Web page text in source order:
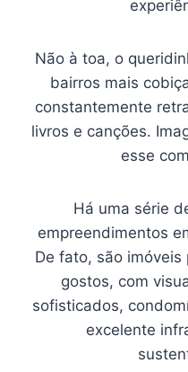
Não à toa, o
bairros mais
constantemente
livros e canções.
esse
Há uma série
empreendimentos
De fato, são
gostos, com
sofisticados,
excelente